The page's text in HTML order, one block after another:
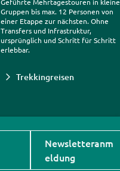
Gruppen bis max. 12 Personen von
einer Etappe zur nächsten. Ohne
Transfers und Infrastruktur,
ursprünglich und Schritt für Schritt
erlebbar.
Trekkingreisen
Newsletteranm
eldung